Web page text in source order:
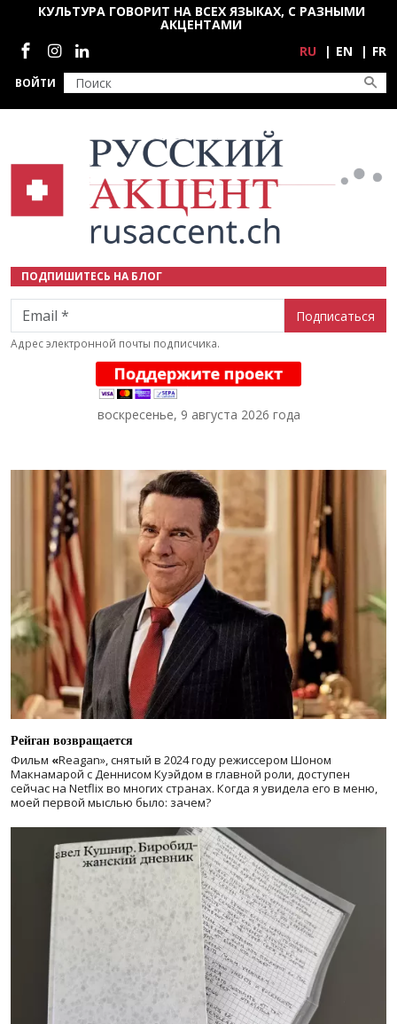
Перейти к основному содержанию
ВОЙТИ
КУЛЬТУРА ГОВОРИТ НА ВСЕХ ЯЗЫКАХ, С РАЗНЫМИ
АКЦЕНТАМИ
Социальные сети
RU EN FR
ПОДПИШИТЕСЬ НА БЛОГ
Email
Адрес электронной почты подписчика.
воскресенье, 9 августа 2026 года
Рейган возвращается
Фильм «Reagan», снятый в 2024 годурежиссером Шоном
Макнамарой с Деннисом Куэйдом в главной роли, доступен
сейчас на Netflix во многих странах. Когда я увидела его в меню,
моей первой мыслью было: зачем?